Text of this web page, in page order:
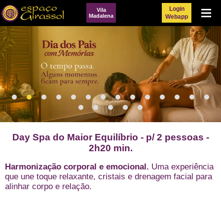
Login
WebappMenu
Vila
Madalena
Day Spa do Maior Equilíbrio - p/ 2 pessoas -
2h20 min.
Harmonização corporal e emocional. Uma experiência
que une toque relaxante, cristais e drenagem facial para
alinhar corpo e relação.